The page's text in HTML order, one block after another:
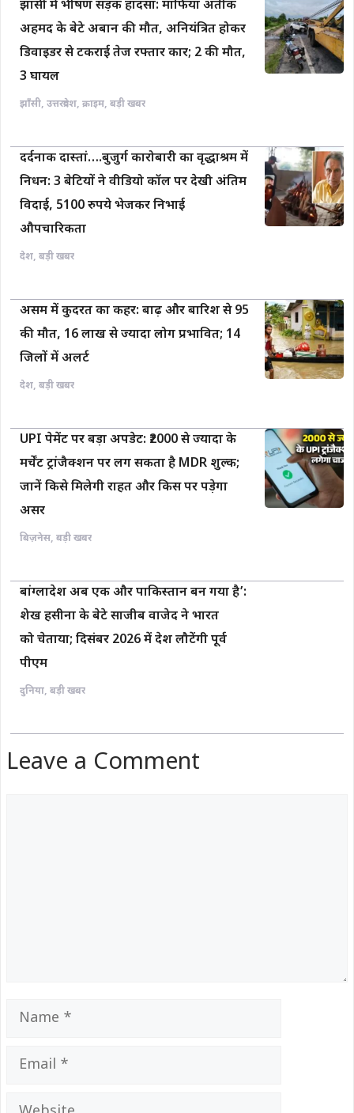
झांसी में भीषण सड़क हादसा: माफिया अतीक
अहमद के बेटे अबान की मौत, अनियंत्रित होकर
डिवाइडर से टकराई तेज रफ्तार कार; 2 की मौत,
3 घायल
झाँसी, उत्तरप्रदेश, क्राइम, बड़ी खबर
दर्दनाक दास्तां….बुजुर्ग कारोबारी का वृद्धाश्रम में
निधन: 3 बेटियों ने वीडियो कॉल पर देखी अंतिम
विदाई, 5100 रुपये भेजकर निभाई
औपचारिकता
देश, बड़ी खबर
असम में कुदरत का कहर: बाढ़ और बारिश से 95
की मौत, 16 लाख से ज्यादा लोग प्रभावित; 14
जिलों में अलर्ट
देश, बड़ी खबर
UPI पेमेंट पर बड़ा अपडेट: ₹2000 से ज्यादा के
मर्चेंट ट्रांजैक्शन पर लग सकता है MDR शुल्क;
जानें किसे मिलेगी राहत और किस पर पड़ेगा
असर
बिज़नेस, बड़ी खबर
बांग्लादेश अब एक और पाकिस्तान बन गया है’:
शेख हसीना के बेटे साजीब वाजेद ने भारत
को चेताया; दिसंबर 2026 में देश लौटेंगी पूर्व
पीएम
दुनिया, बड़ी खबर
Leave a Comment
Name
Email
Website